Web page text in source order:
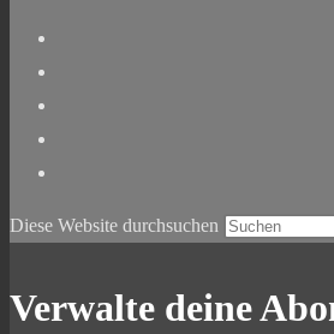
Diese Website durchsuchen
Verwalte deine